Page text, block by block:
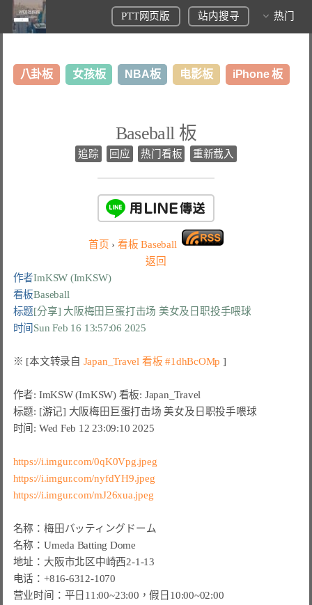
PTT网页版 站内搜寻 热门
八卦板 女孩板 NBA板 电影板 iPhone 板
Baseball 板
追踪 回应 热门看板 重新载入
首页 › 看板Baseball
返回
作者ImKSW (ImKSW)
看板Baseball
标题[分享] 大阪梅田巨蛋打击场 美女及日职投手喂球
时间 Sun Feb 16 13:57:06 2025
※ [本文转录自 Japan_Travel 看板 #1dhBcOMp
作者: ImKSW (ImKSW) 看板: Japan_Travel
标题: [游记] 大阪梅田巨蛋打击场 美女及日职投手喂球
时间: Wed Feb 12 23:09:10 2025
https://i.imgur.com/0qK0Vpg.jpeg
https://i.imgur.com/nyfdYH9.jpeg
https://i.imgur.com/mJ26xua.jpeg
名称：梅田バッティングドーム
名称：Umeda Batting Dome
地址：大阪市北区中崎西2-1-13
电话：+816-6312-1070
营业时间：平日11:00~23:00，假日10:00~02:00